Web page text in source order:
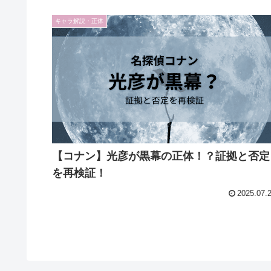
キャラ解説・正体
【コナン】光彦が黒幕の正体！？証拠と否定
を再検証！